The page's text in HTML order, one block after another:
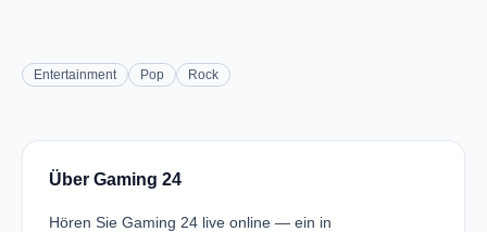
Entertainment Pop Rock
Über Gaming 24
Hören Sie Gaming 24 live online — ein in